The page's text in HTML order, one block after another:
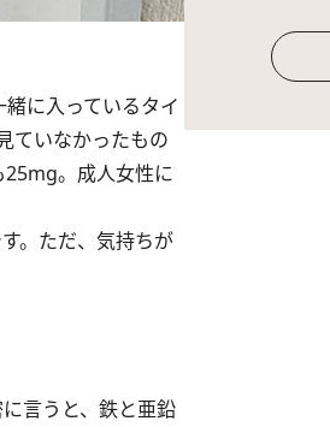
に入っているタイ
ていなかったもの
25mg。成人女性に
。ただ、気持ちが
言うと、鉄と亜鉛